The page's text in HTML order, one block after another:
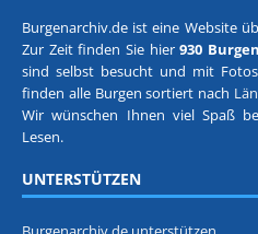
Burgenarchiv.de ist eine Website
Zur Zeit finden Sie hier930
sind selbst besucht und mit
finden alle Burgen sortiert nach
Wir wünschen Ihnen viel Spaß
Lesen.
UNTERSTÜTZEN